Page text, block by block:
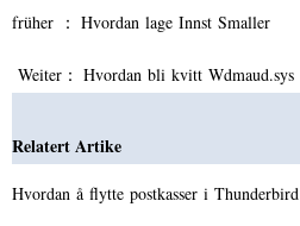
früher ： Hvordan lage Innst Smaller
Weiter： Hvordan bli kvitt Wdmaud.sys
Relatert Artike
Hvordan å flytte postkasser i Thunderbird